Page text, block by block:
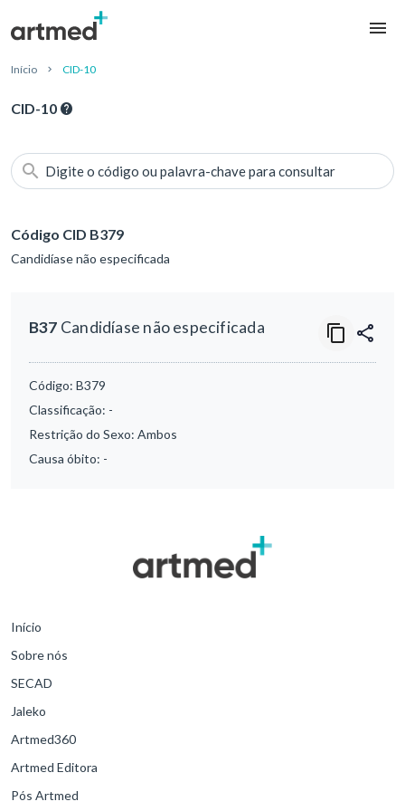
Início CID-10
CID-10
Digite o código ou palavra-chave para consultar
Código CID B379
Candidíase não especificada
B37 Candidíase não especificada
Código: B379
Classificação: -
Restrição do Sexo: Ambos
Causa óbito: -
Início
Sobre nós
SECAD
Jaleko
Artmed360
Artmed Editora
Pós Artmed